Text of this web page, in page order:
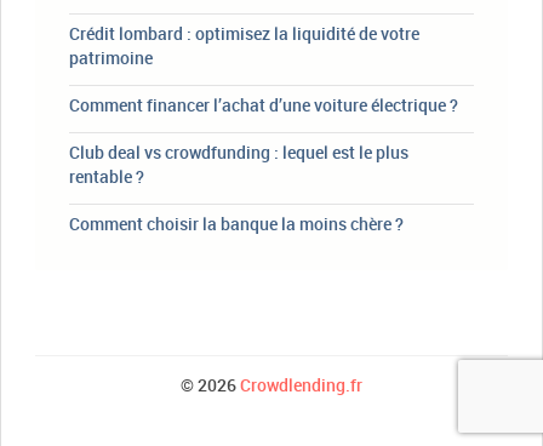
Crédit lombard : optimisez la liquidité de votre
patrimoine
Comment financer l’achat d’une voiture électrique ?
Club deal vs crowdfunding : lequel est le plus
rentable ?
Comment choisir la banque la moins chère ?
© 2026Crowdlending.fr